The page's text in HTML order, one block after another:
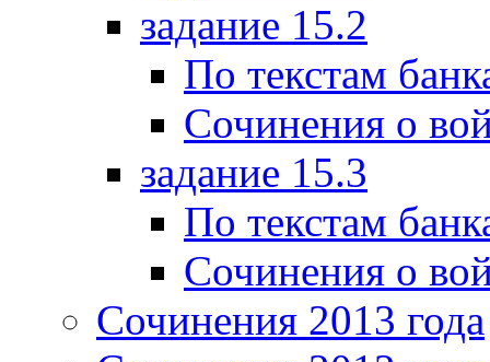
задание 15.2
По текстам
Сочинения о
задание 15.3
По текстам
Сочинения о
Сочинения 2013 года